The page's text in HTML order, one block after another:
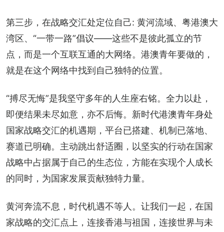
第三步，在战略交汇处定位自己: 黄河流域、粤港澳大
湾区、“一带一路”倡议——这些不是彼此孤立的节
点，而是一个互联互通的大网络。港澳青年要做的，
就是在这个网络中找到自己独特的位置。
“搏尽无悔”是我坚守多年的人生座右铭。全力以赴，
即便结果未尽如意，亦不后悔。新时代港澳青年身处
国家战略交汇的机遇期，平台已搭建、机制已落地、
赛道已明确。主动跳出舒适圈，以坚实的行动在国家
战略中占据属于自己的生态位，方能在实现个人成长
的同时，为国家发展贡献独特力量。
黄河奔流不息，时代机遇不等人。让我们一起，在国
家战略的交汇点上，连接香港与祖国，连接世界与未